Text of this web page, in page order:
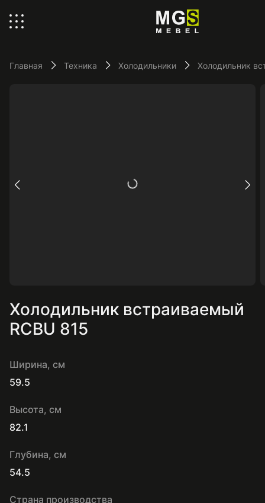
Главная Техника Холодильники Холодильник
Холодильник встраиваемый
RCBU 815
Ширина, см
59.5
Высота, см
82.1
Глубина, см
54.5
Страна производства